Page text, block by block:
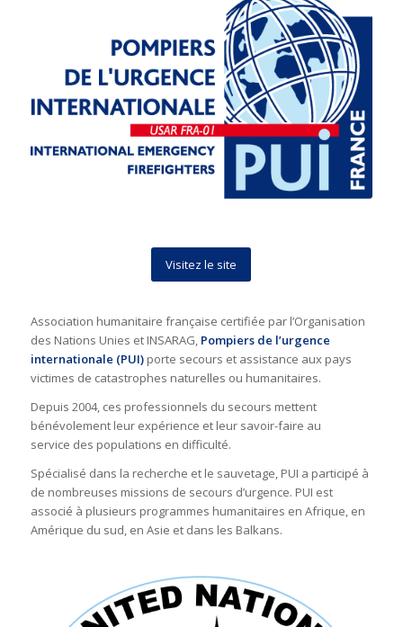
Visitez le site
Association humanitaire française certifiée par l’Organisation
des Nations Unies et INSARAG, Pompiers de l’urgence
internationale (PUI)porte secours et assistance aux pays
victimes de catastrophes naturelles ou humanitaires.
Depuis 2004, ces professionnels du secours mettent
bénévolement leur expérience et leur savoir-faire au
service des populations en difficulté.
Spécialisé dans la recherche et le sauvetage, PUI a participé à
de nombreuses missions de secours d’urgence. PUI est
associé à plusieurs programmes humanitaires en Afrique, en
Amérique du sud, en Asie et dans les Balkans.